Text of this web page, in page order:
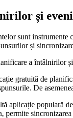
și
sunt instrumente
și
a întâlnirilor
gratuită de
De
aplicație populară
permite